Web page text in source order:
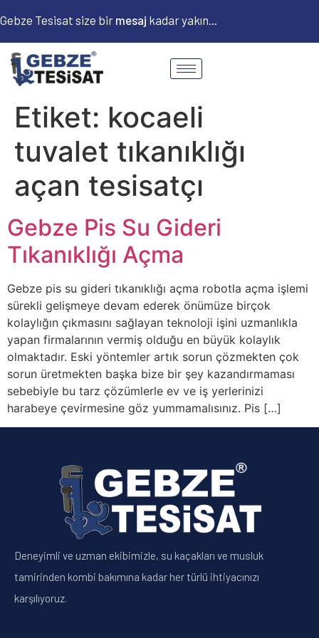
Gebze Tesisat size bir mesaj kadar yakın...
Etiket: kocaeli
tuvalet tıkanıklığı
açan tesisatçı
Gebze Pis Su Gideri
Tıkanıklığı Açma
Gebze pis su gideri tıkanıklığı açma robotla açma işlemi
sürekli gelişmeye devam ederek önümüze birçok
kolaylığın çıkmasını sağlayan teknoloji işini uzmanlıkla
yapan firmalarının vermiş olduğu en büyük kolaylık
olmaktadır. Eski yöntemler artık sorun çözmekten çok
sorun üretmekten başka bize bir şey kazandırmaması
sebebiyle bu tarz çözümlerle ev ve iş yerlerinizi
harabeye çevirmesine göz yummamalısınız. Pis […]
Deneyimli ve uzman ekibimizle, su kaçakları ve musluk
tamirinden kombi bakımına kadar her türlü ihtiyacınızı
karşılıyoruz.